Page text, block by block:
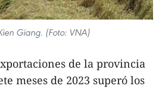
Giang. (Foto: VNA)
de la provincia
meses de 2023 superó los